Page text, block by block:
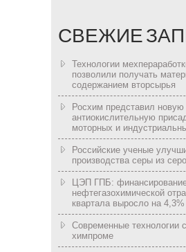
СВЕЖИЕ
Технологии
позволили получать
содержанием вторсырья
Росхим представил новую
антиокислительную
моторных и
Российские ученые
производства серы из
ЦЭП ГПБ:
нефтегазохимической
квартала выросло на 4,3%
Современные технологии
химпроме